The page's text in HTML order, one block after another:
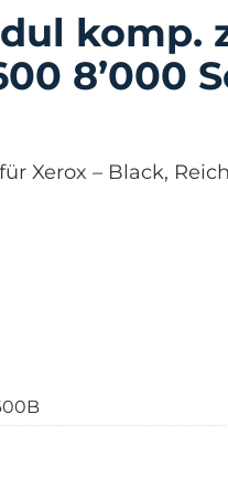
komp.
8’000
Xerox – Black,